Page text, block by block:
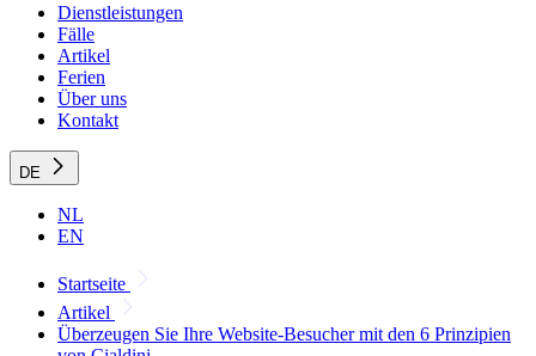
Dienstleistungen
Fälle
Artikel
Ferien
Über uns
Kontakt
DE
NL
EN
Startseite
Artikel
Überzeugen Sie Ihre Website-Besucher mit den 6 Prinzipien